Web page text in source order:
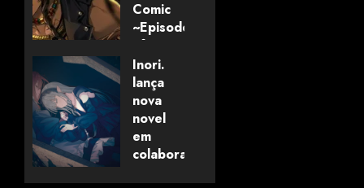
Comic
~Episode
of
Savanaclaw~”
anunciado
pela
Universo
dos
Livros
Inori.
lança
nova
novel
em
colaboração